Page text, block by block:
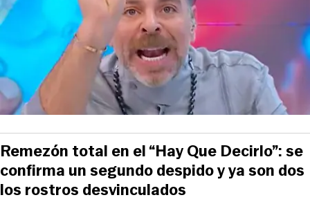
Remezón total en el “Hay Que Decirlo”: se
confirma un segundo despido y ya son dos
los rostros desvinculados